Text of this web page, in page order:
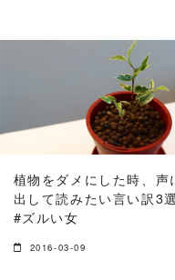
READ MORE
植物をダメにした時、声
出して読みたい言い訳3選
#ズルい女
2016-03-09